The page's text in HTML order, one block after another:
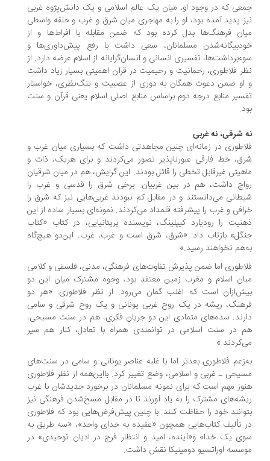
که در وجود او، میان یک عالم اسلامی و یک دانش‌پژوه غربی
پدید آمده بود، او را به مهاجری میان شرق و غرب و حلقه واسطی
فرهنگ‌ها بدل کرده بود که ضمن مقابله با افراط‌ها و از
مسلمانان، سعی داشت با رفع پیش‌داوری‌‌ها و
تفسیری انسانی و انسان‌گرایانه از اسلام عرضه دارد. از
فلاطوری، رحمانیت و رحیمیت در قرآن اهمیتی بسیار زیاد داشت
ضمن دعوت همگان به دوری از عصبیت و تنگ‌نظری، خواستار
منابع درجه دوم براساس منابع اصلی اسلام یعنی قرآن و سنت
شرقی، نه غربی
در زمانه‌ای چنین مجاهدتی داشت که بسیاری میان غرب و
خط فارقی عبورناپذیر تصور می‌کردند و برای هریک، ذات و
غیرقابل تخطی را قائل بودند. این گرایش، هم در میان شرقیان
داشت، هم در بین غربیان. برخی شرق را قدسی و غرب را
می‌دانستند و در مقابل کم نبودند غربی‌هایی نیز که شرق را
و غرب را پیشرفته قلمداد می‌کردند. نمونه‌ای بسیار ساده از این
را رودیارد کیپلینگ، نویسنده بریتانیایی، در کتاب «کتاب
بازتاب داد: «شرق، شرق است و غرب، غرب. این‌دو هیچ‌گاه
نخواهند رسید.»
اما ضمن پذیرش تفاوت‌های فرهنگی، مدنی، فلسفی و کلامی
اسلام و مغرب زمین معتقد بود، وجوه مشترک میان این دو
است که اغلب گمان می‌رود. از نظر فلاطوری: «هر دو
ریشه در یک روح غربی یونانی و یک روح شرقی و سامی
سده‌های متمادی این دو جریان فکری، هم در سنت مسیحی،
در سنت اسلامی در توانمندی همراه با تعادل، کنار هم سیر
فلاطوری بعدتر اما با غلبه عناصر یونانی و سامی در سنت‌های
ـ غربی و اسلامی، وضع تغییر کرد. بااین‌همه از نظر فلاطوری
مهم است که برای نمونه مسلمانان در برخورد جدیدشان با غرب
مشترک را به یاد آورند تا در مقابل مسخ‌شدن فرهنگی نیز
خود را حفاظت کنند. با چنین پیش‌فرض‌هایی بود که فلاطوری
تألیف کتاب‌هایی همچون «عقیده به خدای واحد»، «سه طریق به
یک خدا» و«آینده، امید و انتظار فرج در ادیان توحیدی» در
اوراتسیو دومینیکا نقش داشت.